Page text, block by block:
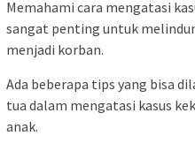
Memahami cara mengatasi
sangat penting untuk
menjadi korban.
Ada beberapa tips yang bisa
tua dalam mengatasi kasus
anak.